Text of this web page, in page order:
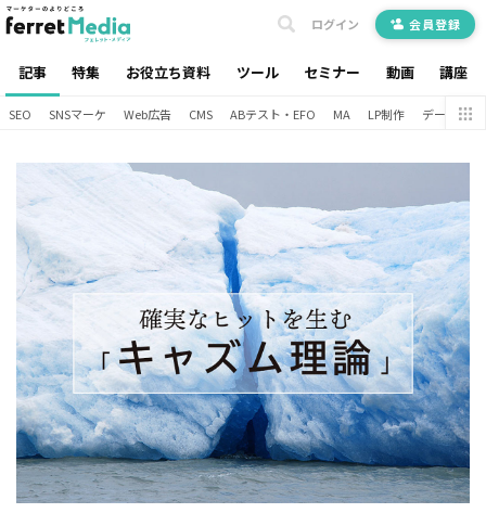
記事 特集 お役立ち資料 ツール セミナー 動画 講座
ログイン 会員登録
SEO SNSマーケ Web広告 CMS ABテスト・EFO MA LP制作 データ分析